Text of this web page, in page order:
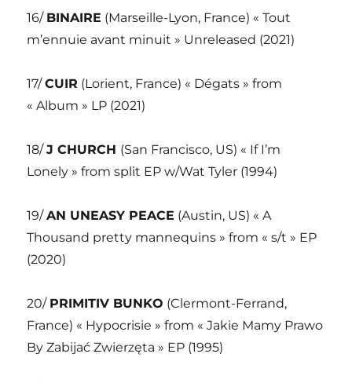
16/ BINAIRE (Marseille-Lyon, France) « Tout
m’ennuie avant minuit » Unreleased (2021)
17/CUIR (Lorient, France) « Dégats » from
« Album » LP (2021)
18/J CHURCH (San Francisco, US) « If I’m
Lonely » from split EP w/Wat Tyler (1994)
19/AN UNEASY PEACE (Austin, US) « A
Thousand pretty mannequins » from « s/t » EP
(2020)
20/ PRIMITIV BUNKO (Clermont-Ferrand,
France) « Hypocrisie » from « Jakie Mamy Prawo
By Zabijać Zwierzęta » EP (1995)